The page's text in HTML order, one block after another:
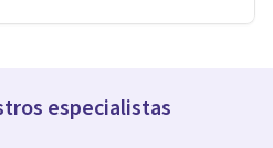
especialistas